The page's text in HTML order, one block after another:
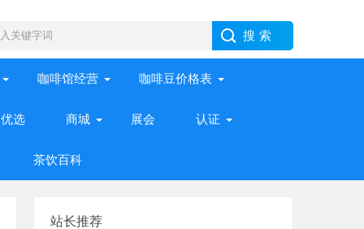
咖啡馆经营 咖啡豆价格表
优选 商城 展会 认证
茶饮百科
站长推荐